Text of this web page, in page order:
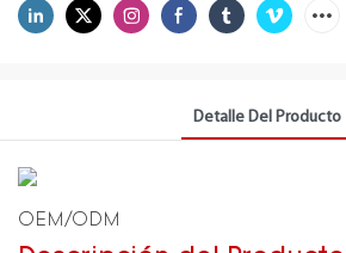
Detalle Del Producto
OEM/ODM